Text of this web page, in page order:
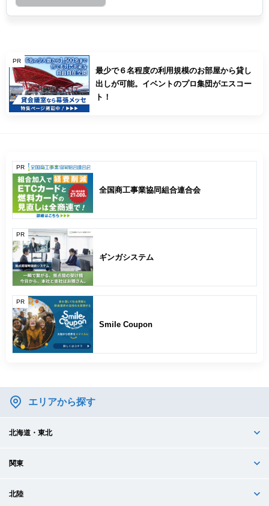
PR
最少で６名程度の利用規模のお部屋から貸し
出しが可能。イベントのプロ集団がエスコー
ト！
PR
全国商工事業協同組合連合会
PR
ギンガシステム
PR
Smile Coupon
エリアから探す
北海道・東北
関東
北陸